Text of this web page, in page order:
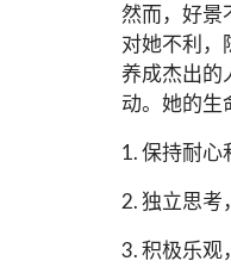
然而，好景
对她不利，
养成杰出的
动。她的生
1. 保持耐
2. 独立思
3. 积极乐观